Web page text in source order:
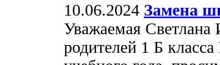
10.06.2024 Замена
Уважаемая Светлана
родителей 1 Б